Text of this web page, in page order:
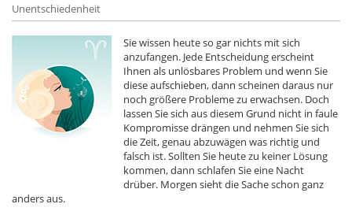
Unentschiedenheit
Sie wissen heute so gar nichts mit sich
anzufangen. Jede Entscheidung erscheint
Ihnen als unlösbares Problem und wenn Sie
diese aufschieben, dann scheinen daraus nur
noch größere Probleme zu erwachsen. Doch
lassen Sie sich aus diesem Grund nicht in faule
Kompromisse drängen und nehmen Sie sich
die Zeit, genau abzuwägen was richtig und
falsch ist. Sollten Sie heute zu keiner Lösung
kommen, dann schlafen Sie eine Nacht
drüber. Morgen sieht die Sache schon ganz
anders aus.